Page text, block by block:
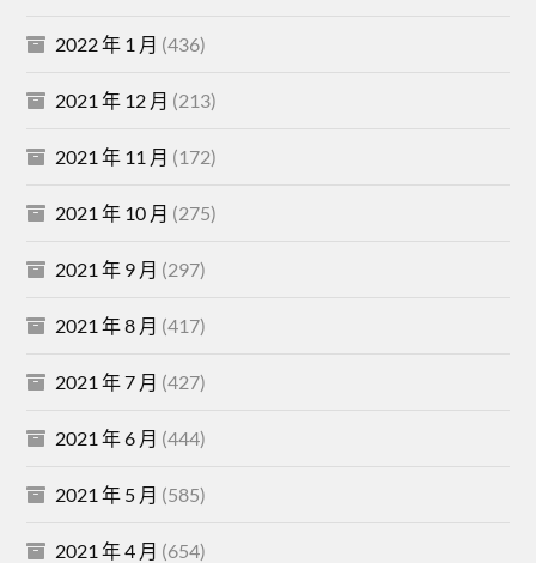
2022 年 1 月 (436)
2021 年 12 月 (213)
2021 年 11 月 (172)
2021 年 10 月 (275)
2021 年 9 月 (297)
2021 年 8 月 (417)
2021 年 7 月 (427)
2021 年 6 月 (444)
2021 年 5 月 (585)
2021 年 4 月 (654)